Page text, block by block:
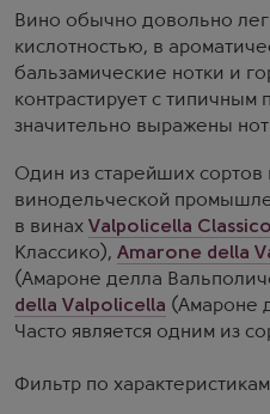
Фильтр по характеристикам
Вино обычно довольно
кислотностью, в
бальзамические нотки и
контрастирует с типичным
значительно выражены
Один из старейших сортов
винодельческой
в винах Valpolicella Classico
Классико), Amarone della
(Амароне делла
della Valpolicella (Амароне
Часто является одним из